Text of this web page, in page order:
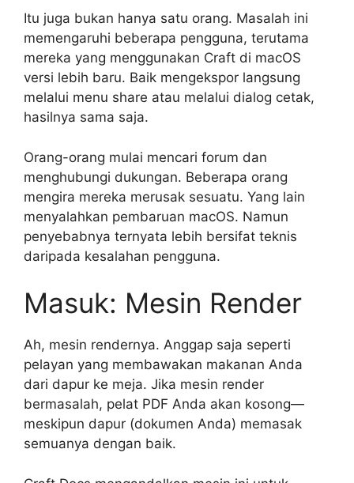
Itu juga bukan hanya satu orang. Masalah ini
memengaruhi beberapa pengguna, terutama
mereka yang menggunakan Craft di macOS
versi lebih baru. Baik mengekspor langsung
melalui menu share atau melalui dialog cetak,
hasilnya sama saja.
Orang-orang mulai mencari forum dan
menghubungi dukungan. Beberapa orang
mengira mereka merusak sesuatu. Yang lain
menyalahkan pembaruan macOS. Namun
penyebabnya ternyata lebih bersifat teknis
daripada kesalahan pengguna.
Masuk: Mesin Render
Ah, mesin rendernya. Anggap saja seperti
pelayan yang membawakan makanan Anda
dari dapur ke meja. Jika mesin render
bermasalah, pelat PDF Anda akan kosong—
meskipun dapur (dokumen Anda) memasak
semuanya dengan baik.